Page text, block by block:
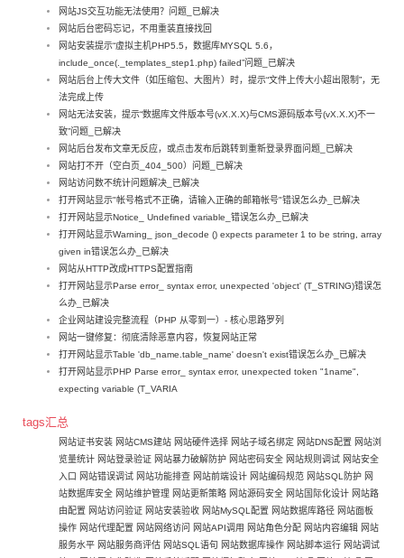
网站JS交互功能无法使用？问题_已解决
网站后台密码忘记，不用重装直接找回
网站安装提示“虚拟主机PHP5.5，数据库MYSQL 5.6，
include_once(._templates_step1.php) failed”问题_已解决
网站后台上传大文件（如压缩包、大图片）时，提示“文件上传大小超出限制”，无
法完成上传
网站无法安装，提示“数据库文件版本号(vX.X.X)与CMS源码版本号(vX.X.X)不一
致”问题_已解决
网站后台发布文章无反应，或点击发布后跳转到重新登录界面问题_已解决
网站打不开（空白页_404_500）问题_已解决
网站访问数不统计问题解决_已解决
打开网站显示"帐号格式不正确，请输入正确的邮箱帐号"错误怎么办_已解决
打开网站显示Notice_ Undefined variable_错误怎么办_已解决
打开网站显示Warning_ json_decode () expects parameter 1 to be string, array
given in错误怎么办_已解决
网站从HTTP改成HTTPS配置指南
打开网站显示Parse error_ syntax error, unexpected 'object' (T_STRING)错误怎
么办_已解决
企业网站建设完整流程（PHP 从零到一）- 核心思路罗列
网站一键修复：彻底清除恶意内容，恢复网站正常
打开网站显示Table 'db_name.table_name' doesn't exist错误怎么办_已解决
打开网站显示PHP Parse error_ syntax error, unexpected token "1name",
expecting variable (T_VARIA
tags汇总
网站证书安装 网站CMS建站 网站硬件选择 网站子域名绑定 网站DNS配置 网站浏
览量统计 网站登录验证 网站暴力破解防护 网站密码安全 网站规则调试 网站安全
入口 网站错误调试 网站功能排查 网站前端设计 网站编码规范 网站SQL防护 网
站数据库安全 网站维护管理 网站更新策略 网站源码安全 网站国际化设计 网站路
由配置 网站访问验证 网站安装验收 网站MySQL配置 网站数据库路径 网站面板
操作 网站代理配置 网站网络访问 网站API调用 网站角色分配 网站内容编辑 网站
服务水平 网站服务商评估 网站SQL语句 网站数据库操作 网站脚本运行 网站调试